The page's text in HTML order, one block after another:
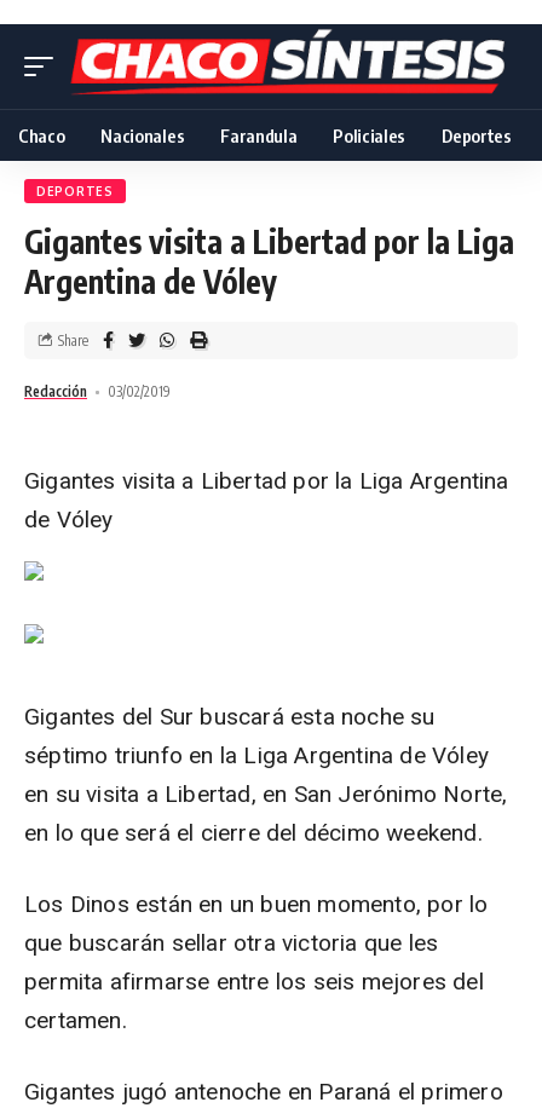
Chaco Nacionales Farandula Policiales Deportes
DEPORTES
Gigantes visita a Libertad por la Liga
Argentina de Vóley
Redacción 03/02/2019
Share
Gigantes visita a Libertad por la Liga Argentina
de Vóley
Gigantes del Sur buscará esta noche su
séptimo triunfo en la Liga Argentina de Vóley
en su visita a Libertad, en San Jerónimo Norte,
en lo que será el cierre del décimo weekend.
Los Dinos están en un buen momento, por lo
que buscarán sellar otra victoria que les
permita afirmarse entre los seis mejores del
certamen.
Gigantes jugó antenoche en Paraná el primero